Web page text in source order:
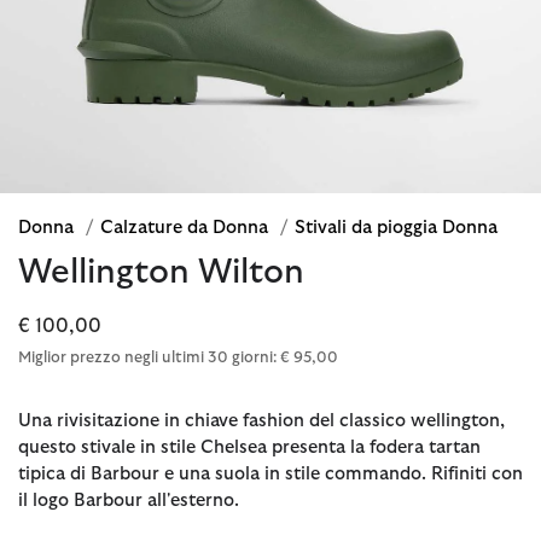
Donna / Calzature da Donna / Stivali da pioggia Donna
Wellington Wilton
€ 100,00
Miglior prezzo negli ultimi 30 giorni: € 95,00
Una rivisitazione in chiave fashion del classico wellington,
questo stivale in stile Chelsea presenta la fodera tartan
tipica di Barbour e una suola in stile commando. Rifiniti con
il logo Barbour all'esterno.